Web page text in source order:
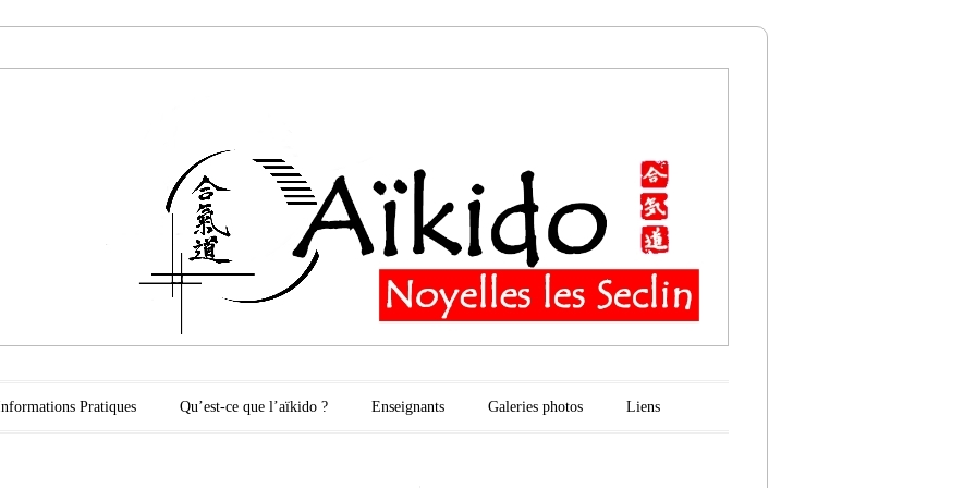
Pratiques Qu’est-ce que l’aïkido ? Enseignants Galeries photos Liens